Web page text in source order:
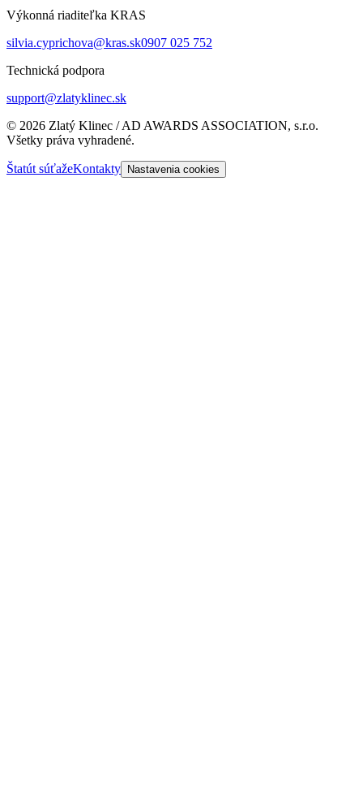
Výkonná riaditeľka KRAS
silvia.cyprichova@kras.sk0907 025 752
Technická podpora
support@zlatyklinec.sk
© 2026 Zlatý Klinec / AD AWARDS ASSOCIATION, s.r.o.
Všetky práva vyhradené.
Štatút súťažeKontakty Nastavenia cookies